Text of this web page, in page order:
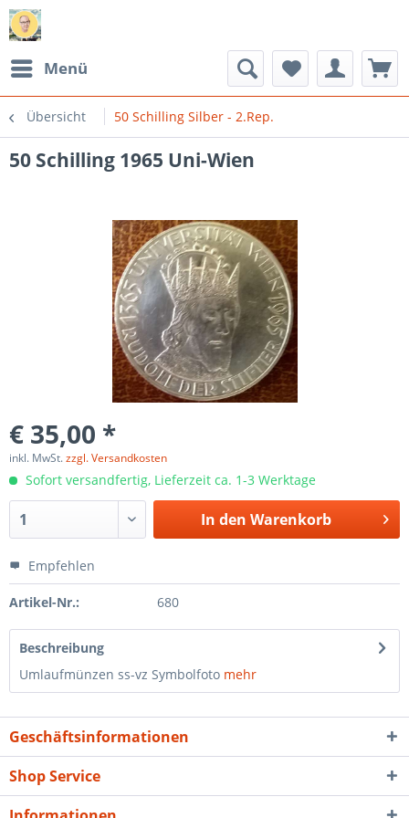
Menü
Übersicht 50 Schilling Silber - 2.Rep.
50 Schilling 1965 Uni-Wien
€ 35,00 *
inkl. MwSt.zzgl. Versandkosten
Sofort versandfertig, Lieferzeit ca. 1-3 Werktage
In den Warenkorb
Empfehlen
Artikel-Nr.: 680
Beschreibung
Umlaufmünzen ss-vz Symbolfoto mehr
Geschäftsinformationen
Shop Service